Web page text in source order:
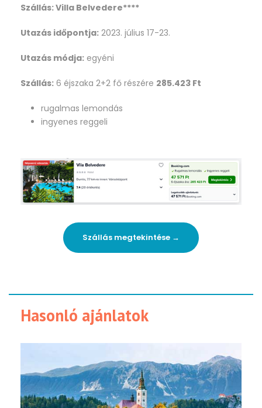
Szállás: Villa Belvedere****
Utazás időpontja: 2023. július 17-23.
Utazás módja: egyéni
Szállás: 6 éjszaka 2+2 fő részére 285.423 Ft
rugalmas lemondás
ingyenes reggeli
Szállás megtekintése →
Hasonló ajánlatok